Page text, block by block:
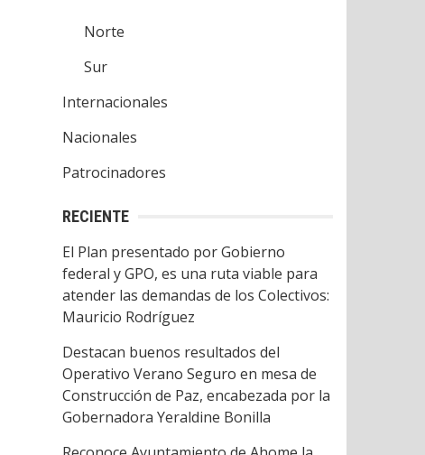
Norte
Sur
Internacionales
Nacionales
Patrocinadores
RECIENTE
El Plan presentado por Gobierno
federal y GPO, es una ruta viable para
atender las demandas de los Colectivos:
Mauricio Rodríguez
Destacan buenos resultados del
Operativo Verano Seguro en mesa de
Construcción de Paz, encabezada por la
Gobernadora Yeraldine Bonilla